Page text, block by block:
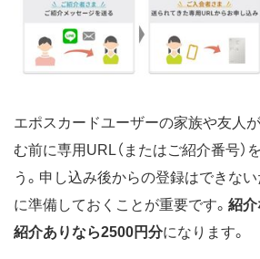
エポスカードユーザーの家族や友人
む前に専用URL（またはご紹介番号）
う。申し込み後からの登録はできな
に準備しておくことが重要です。 紹介
紹介ありなら2500円分になります。